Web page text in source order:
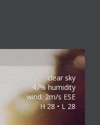
clear sky
47% humidity
wind: 2m/s ESE
H 28 • L 28